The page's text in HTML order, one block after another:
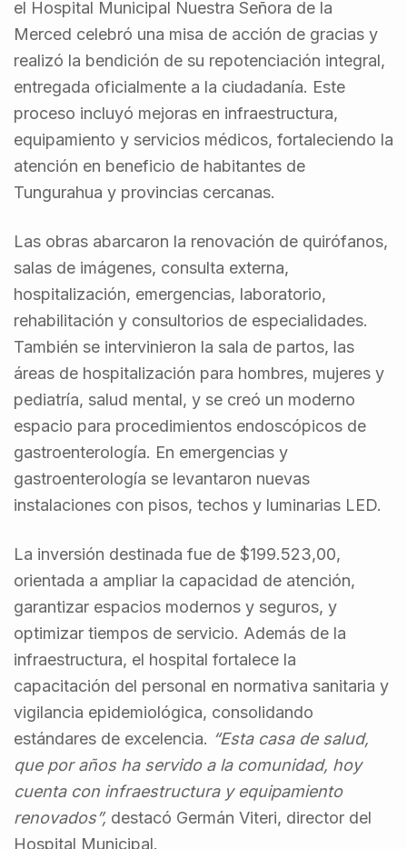
el Hospital Municipal Nuestra Señora de la
Merced celebró una misa de acción de gracias y
realizó la bendición de su repotenciación integral,
entregada oficialmente a la ciudadanía. Este
proceso incluyó mejoras en infraestructura,
equipamiento y servicios médicos, fortaleciendo la
atención en beneficio de habitantes de
Tungurahua y provincias cercanas.
Las obras abarcaron la renovación de quirófanos,
salas de imágenes, consulta externa,
hospitalización, emergencias, laboratorio,
rehabilitación y consultorios de especialidades.
También se intervinieron la sala de partos, las
áreas de hospitalización para hombres, mujeres y
pediatría, salud mental, y se creó un moderno
espacio para procedimientos endoscópicos de
gastroenterología. En emergencias y
gastroenterología se levantaron nuevas
instalaciones con pisos, techos y luminarias LED.
La inversión destinada fue de $199.523,00,
orientada a ampliar la capacidad de atención,
garantizar espacios modernos y seguros, y
optimizar tiempos de servicio. Además de la
infraestructura, el hospital fortalece la
capacitación del personal en normativa sanitaria y
vigilancia epidemiológica, consolidando
estándares de excelencia. “Esta casa de salud,
que por años ha servido a la comunidad, hoy
cuenta con infraestructura y equipamiento
renovados”, destacó Germán Viteri, director del
Hospital Municipal.